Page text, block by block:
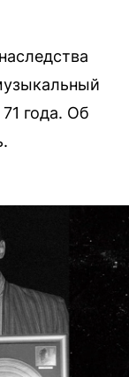
года. Об